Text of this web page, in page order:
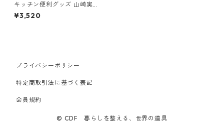
キッチン便利グッズ 山崎実業
tower タワー シンク扉キッチ
ンペーパー＆ラップホルダー
¥3,520
プライバシーポリシー
特定商取引法に基づく表記
会員規約
© CDF 暮らしを整える、世界の道具